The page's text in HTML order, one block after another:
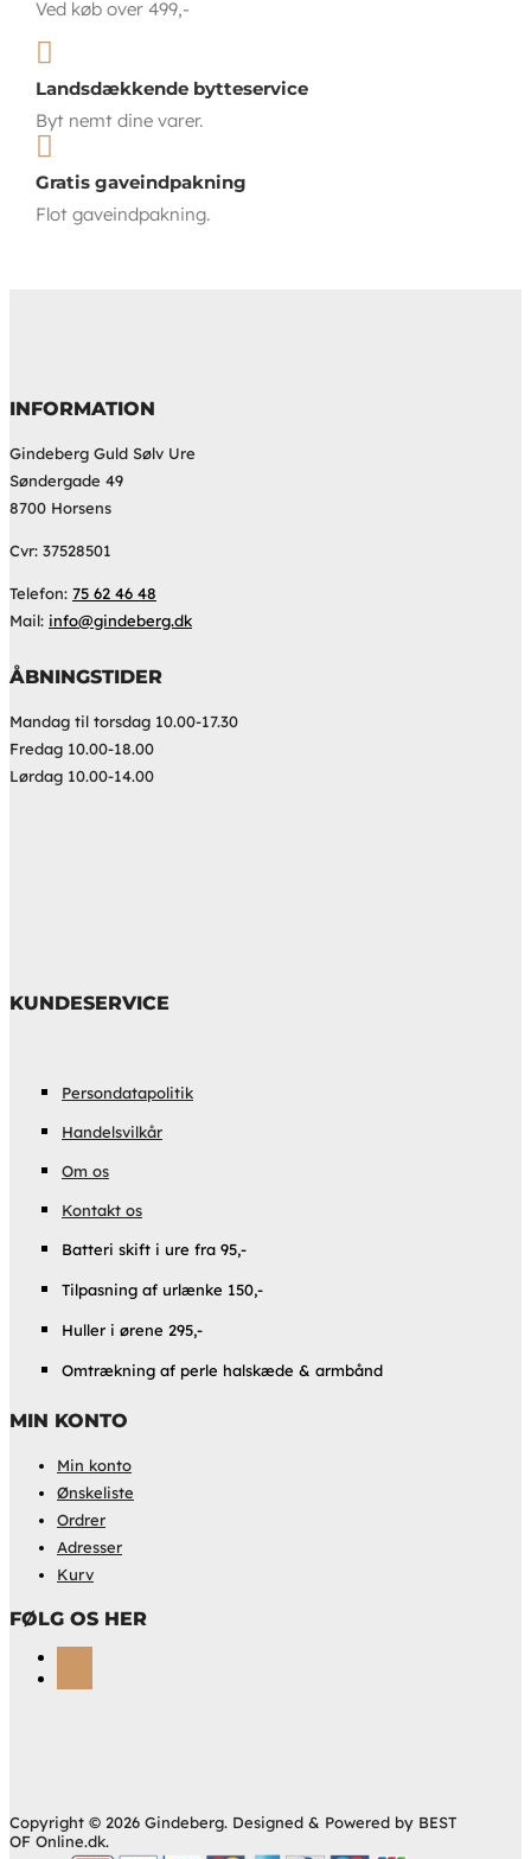
Ved køb over 499,-

Landsdækkende bytteservice
Byt nemt dine varer.

Gratis gaveindpakning
Flot gaveindpakning.
INFORMATION
Gindeberg Guld Sølv Ure
Søndergade 49
8700 Horsens
Cvr: 37528501
Telefon: 75 62 46 48
Mail: info@gindeberg.dk
ÅBNINGSTIDER
Mandag til torsdag 10.00-17.30
Fredag 10.00-18.00
Lørdag 10.00-14.00
KUNDESERVICE
Persondatapolitik
Handelsvilkår
Om os
Kontakt os
Batteri skift i ure fra 95,-
Tilpasning af urlænke 150,-
Huller i ørene 295,-
Omtrækning af perle halskæde & armbånd
MIN KONTO
Min konto
Ønskeliste
Ordrer
Adresser
Kurv
FØLG OS HER
Copyright © 2026 Gindeberg. Designed & Powered by BEST
OF Online.dk.